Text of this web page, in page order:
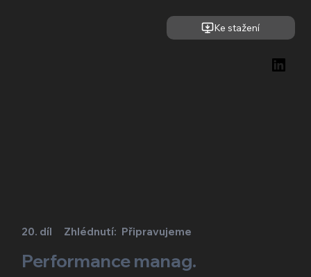
20. díl Zhlédnutí: Připravujeme
Performance manag.
Ke stažení